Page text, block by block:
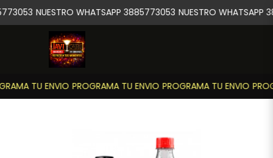
TU ENVIO PROGRAMA TU ENVIO PROGRAMA TU ENVIO
NUESTRO WHATSAPP 3885773053 NUESTRO WHATSAPP